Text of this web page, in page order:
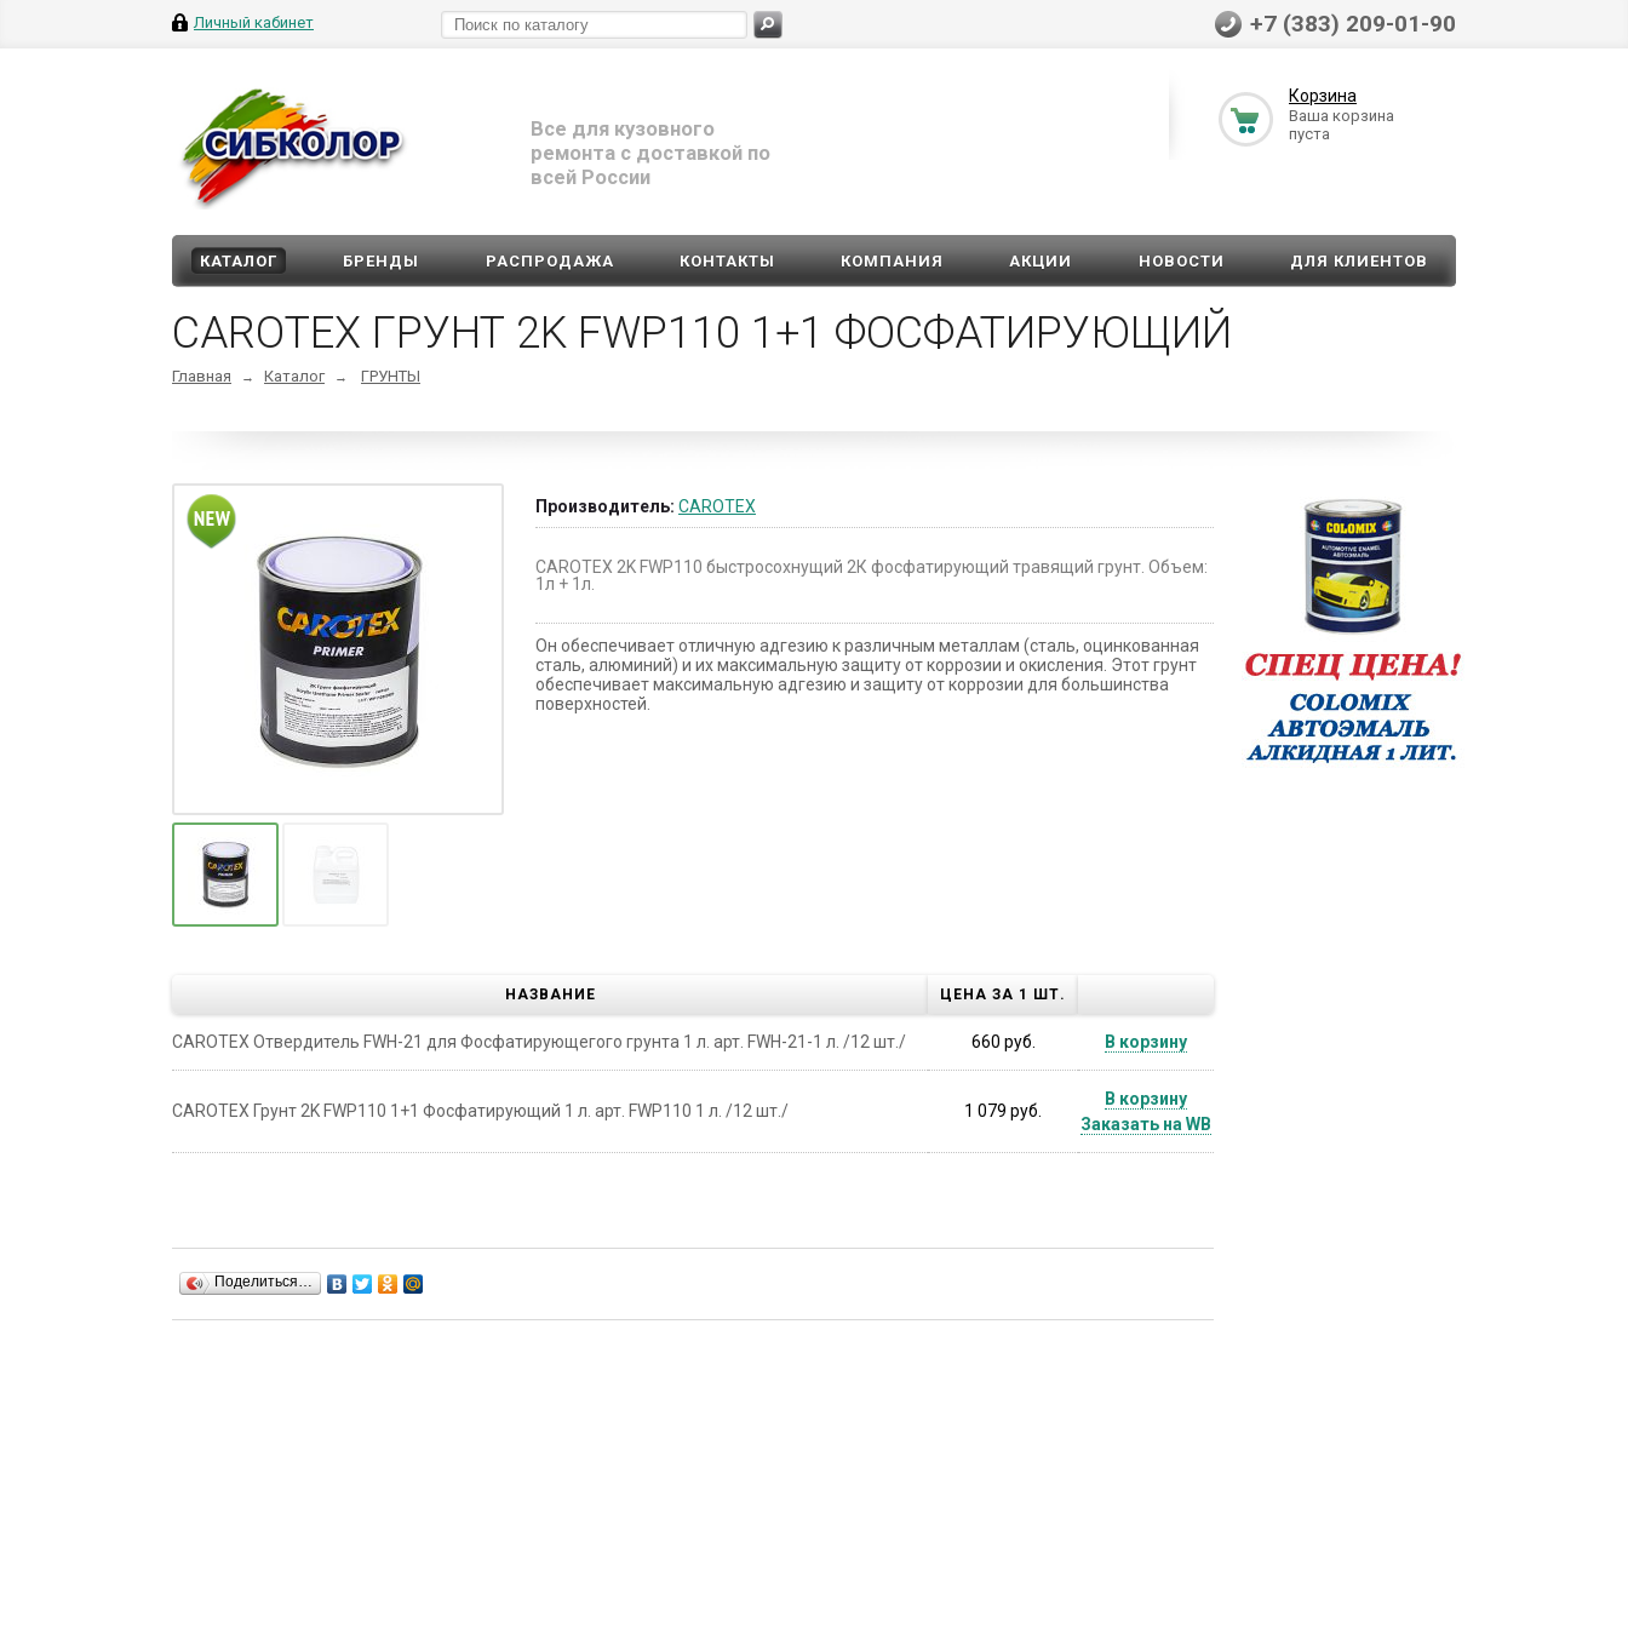
Личный кабинет +7 (383) 209-01-90
Все для кузовного
ремонта с доставкой по
всей России
Корзина
Ваша корзина
пуста
КАТАЛОГ БРЕНДЫ РАСПРОДАЖА КОНТАКТЫ КОМПАНИЯ АКЦИИ НОВОСТИ ДЛЯ КЛИЕНТОВ
CAROTEX ГРУНТ 2K FWP110 1+1 ФОСФАТИРУЮЩИЙ
Главная → Каталог → ГРУНТЫ
Производитель: CAROTEX
CAROTEX 2K FWP110 быстросохнущий 2К фосфатирующий травящий грунт. Объем:
1л + 1л.
Он обеспечивает отличную адгезию к различным металлам (сталь, оцинкованная
сталь, алюминий) и их максимальную защиту от коррозии и окисления. Этот грунт
обеспечивает максимальную адгезию и защиту от коррозии для большинства
поверхностей.
НАЗВАНИЕ ЦЕНА ЗА 1 ШТ.
CAROTEX Отвердитель FWH-21 для Фосфатирующегого грунта 1 л. арт. FWH-21-1 л. /12 шт./ 660 руб. В корзину
CAROTEX Грунт 2K FWP110 1+1 Фосфатирующий 1 л. арт. FWP110 1 л. /12 шт./ 1 079 руб.
В корзину
Заказать на WB
Поделиться…